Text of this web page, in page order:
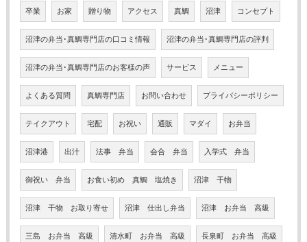
卒業 お家 贈り物 アクセス 真鯛 沼津 コンセプト
沼津の弁当･真鯛専門店の口コミ情報 沼津の弁当･真鯛専門店の評判
沼津の弁当･真鯛専門店のお客様の声 サービス メニュー
よくある質問 真鯛専門店 お問い合わせ プライバシーポリシー
テイクアウト 宅配 お祝い 通販 マダイ お弁当
沼津港 出汁 法事 弁当 会合 弁当 入学式 弁当
御祝い 弁当 お食い初め 真鯛 塩焼き 沼津 干物
沼津 干物 お取り寄せ 沼津 仕出し弁当 沼津 お弁当 高級
三島 お弁当 高級 清水町 お弁当 高級 長泉町 お弁当 高級